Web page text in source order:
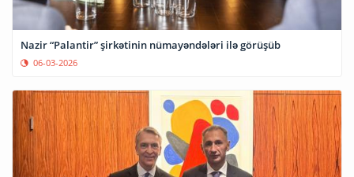
Nazir “Palantir” şirkətinin nümayəndələri ilə görüşüb
06-03-2026